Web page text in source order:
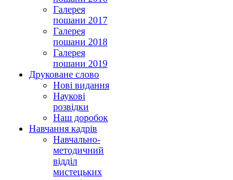
Галерея
пошани 2017
Галерея
пошани 2018
Галерея
пошани 2019
Друковане слово
Нові видання
Наукові
розвідки
Наш доробок
Навчання кадрів
Навчально-
методичний
відділ
мистецьких